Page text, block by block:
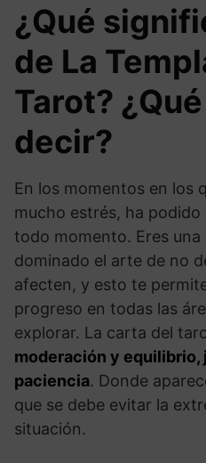
¿Qué
de La
Tarot?
decir?
En los momentos en los
mucho estrés, ha podido
todo momento. Eres una
dominado el arte de no
afecten, y esto te
progreso en todas las
explorar. La carta del
moderación y equilibrio,
paciencia. Donde
que se debe evitar la
situación.